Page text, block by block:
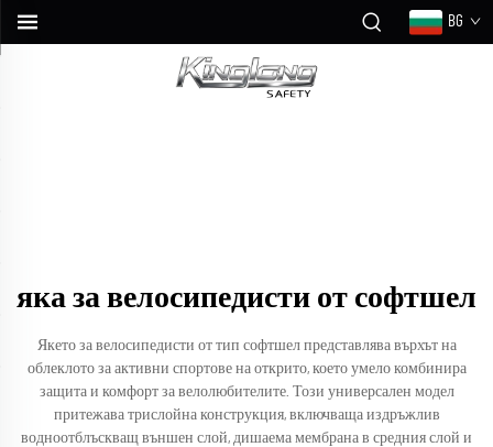
BG
яка за велосипедисти от софтшел
Якето за велосипедисти от тип софтшел представлява върхът на
облеклото за активни спортове на открито, което умело комбинира
защита и комфорт за велолюбителите. Този универсален модел
притежава трислойна конструкция, включваща издръжлив
водноотблъскващ външен слой, дишаема мембрана в средния слой и